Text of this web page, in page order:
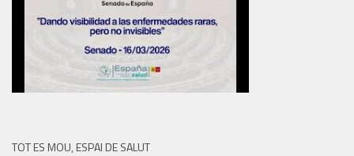
TOT ES MOU, ESPAI DE SALUT